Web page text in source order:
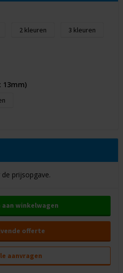
2
3
13mm)
prijsopgave.
aan winkelwagen
offerte
aanvragen